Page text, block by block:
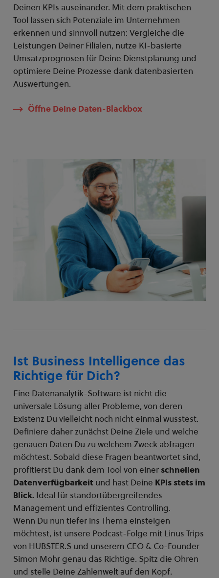
Deinen KPIs auseinander. Mit dem praktischen
Tool lassen sich Potenziale im Unternehmen
erkennen und sinnvoll nutzen: Vergleiche die
Leistungen Deiner Filialen, nutze KI-basierte
Umsatzprognosen für Deine Dienstplanung und
optimiere Deine Prozesse dank datenbasierten
Auswertungen.
Öffne Deine Daten-Blackbox
Ist Business Intelligence das
Richtige für Dich?
Eine Datenanalytik-Software ist nicht die
universale Lösung aller Probleme, von deren
Existenz Du vielleicht noch nicht einmal wusstest.
Definiere daher zunächst Deine Ziele und welche
genauen Daten Du zu welchem Zweck abfragen
möchtest. Sobald diese Fragen beantwortet sind,
profitierst Du dank dem Tool von einerschnellen
Datenverfügbarkeitund hast Deine KPIs stets im
Blick.Ideal für standortübergreifendes
Management und effizientes Controlling.
Wenn Du nun tiefer ins Thema einsteigen
möchtest, ist unsere Podcast-Folge mit Linus Trips
von HUBSTER.S und unserem CEO & Co-Founder
Simon Mohr genau das Richtige. Spitz die Ohren
und stelle Deine Zahlenwelt auf den Kopf.